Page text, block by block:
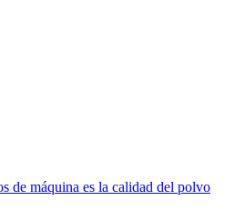
de máquina es la calidad del polvo